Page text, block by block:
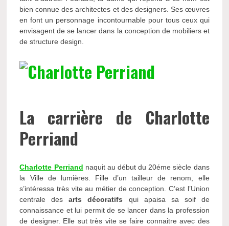
bien connue des architectes et des designers. Ses œuvres
en font un personnage incontournable pour tous ceux qui
envisagent de se lancer dans la conception de mobiliers et
de structure design.
La carrière de Charlotte
Perriand
Charlotte Perriand naquit au début du 20éme siècle dans
la Ville de lumières. Fille d’un tailleur de renom, elle
s’intéressa très vite au métier de conception. C’est l’Union
centrale desarts décoratifs qui apaisa sa soif de
connaissance et lui permit de se lancer dans la profession
de designer. Elle sut très vite se faire connaitre avec des